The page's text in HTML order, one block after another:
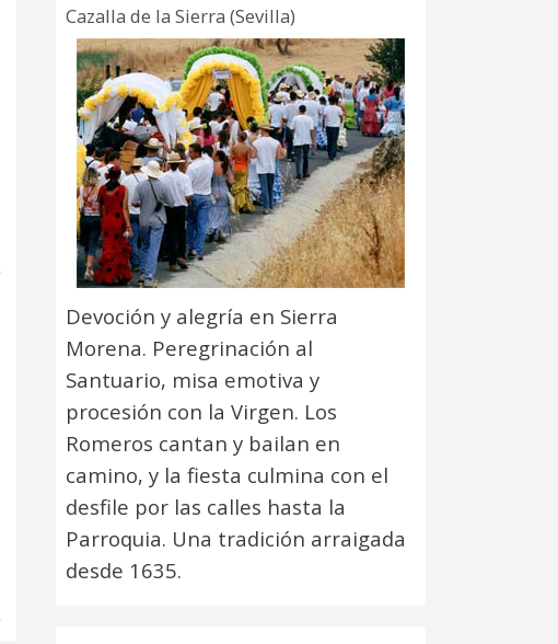
Cazalla de la Sierra (Sevilla)
Devoción y alegría en Sierra
Morena. Peregrinación al
Santuario, misa emotiva y
procesión con la Virgen. Los
Romeros cantan y bailan en
camino, y la fiesta culmina con el
desfile por las calles hasta la
Parroquia. Una tradición arraigada
desde 1635.